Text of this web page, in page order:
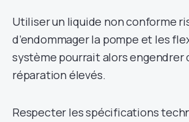
Utiliser un liquide non conforme
d’endommager la pompe et les
système pourrait alors engendrer
réparation élevés.
Respecter les spécifications